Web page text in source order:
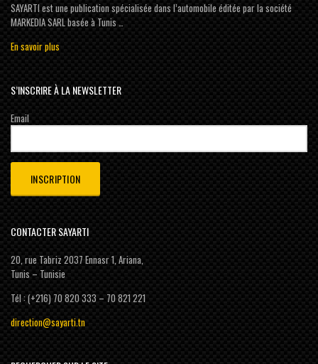
SAYARTI est une publication spécialisée dans l’automobile éditée par la société
MARKEDIA SARL basée à Tunis …
En savoir plus
S’INSCRIRE À LA NEWSLETTER
Email
CONTACTER SAYARTI
20, rue Tabriz 2037 Ennasr 1, Ariana,
Tunis – Tunisie
Tél : (+216) 70 820 333 – 70 821 221
direction@sayarti.tn